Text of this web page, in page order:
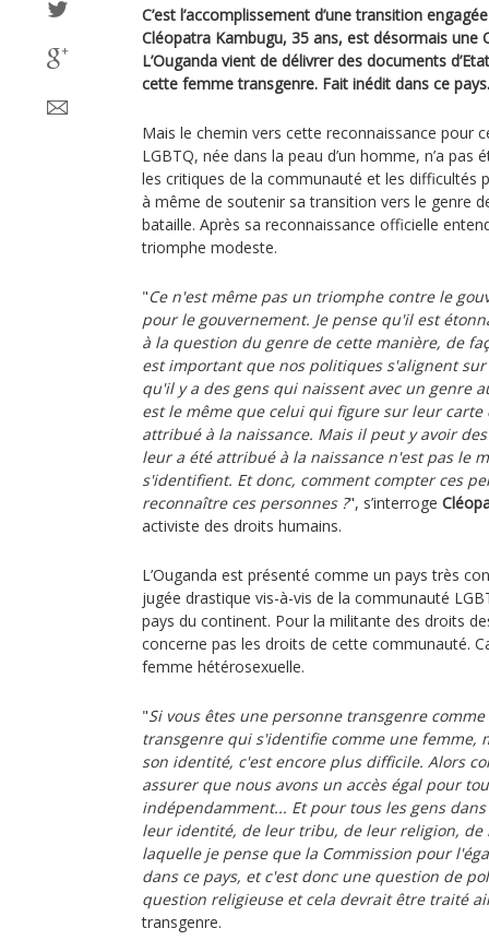
C’est l’accomplissement d’une transition
Cléopatra Kambugu, 35 ans, est désormais une
L’Ouganda vient de délivrer des documents
cette femme transgenre. Fait inédit dans ce pays.
Mais le chemin vers cette reconnaissance pour
LGBTQ, née dans la peau d’un homme, n’a pas
les critiques de la communauté et les difficultés
à même de soutenir sa transition vers le genre
bataille. Après sa reconnaissance officielle
triomphe modeste.
"Ce n'est même pas un triomphe contre le
pour le gouvernement. Je pense qu'il est
à la question du genre de cette manière, de
est important que nos politiques s'alignent
qu'il y a des gens qui naissent avec un genre
est le même que celui qui figure sur leur
attribué à la naissance. Mais il peut y avoir
leur a été attribué à la naissance n'est pas le
s'identifient. Et donc, comment compter ces
reconnaître ces personnes ?", s’interroge
activiste des droits humains.
L’Ouganda est présenté comme un pays très
jugée drastique vis-à-vis de la communauté
pays du continent. Pour la militante des droits
concerne pas les droits de cette communauté.
femme hétérosexuelle.
"Si vous êtes une personne transgenre
transgenre qui s'identifie comme une femme,
son identité, c'est encore plus difficile. Alors
assurer que nous avons un accès égal pour
indépendamment... Et pour tous les gens
leur identité, de leur tribu, de leur religion, de
laquelle je pense que la Commission pour
dans ce pays, et c'est donc une question de
question religieuse et cela devrait être traité
transgenre.